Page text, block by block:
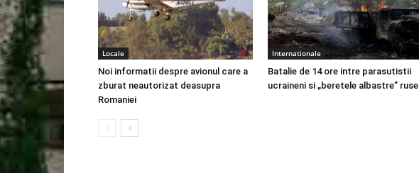
Locale
Noi informatii despre avionul care a
zburat neautorizat deasupra
Romaniei
Internationale
Batalie de 14 ore intre parasutistii
ucraineni si „beretele albastre” ruse